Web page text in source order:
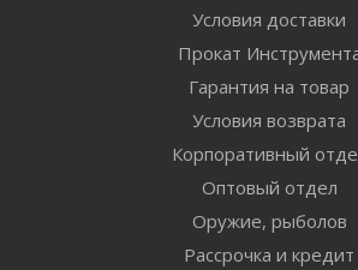
Условия доставки
Прокат
Гарантия на товар
Условия возврата
Корпоративный
Оптовый отдел
Оружие, рыболов
Рассрочка и кредит